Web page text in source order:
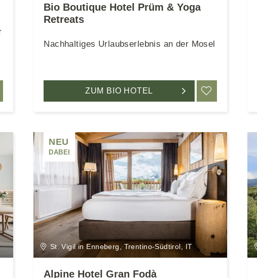
Bio Boutique Hotel Prüm & Yoga
Retreats
Nachhaltiges Urlaubserlebnis an der Mosel
ZUM BIO HOTEL
St. Vigil in Enneberg, Trentino-Südtirol, IT
Alpine Hotel Gran Fodà
NEU
DABEI